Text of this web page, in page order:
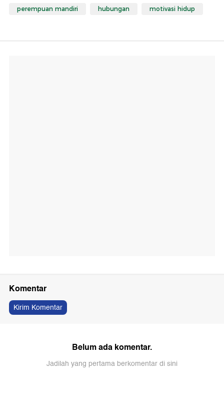
perempuan mandiri hubungan motivasi hidup
Komentar
Kirim Komentar
Belum ada komentar.
Jadilah yang pertama berkomentar di sini